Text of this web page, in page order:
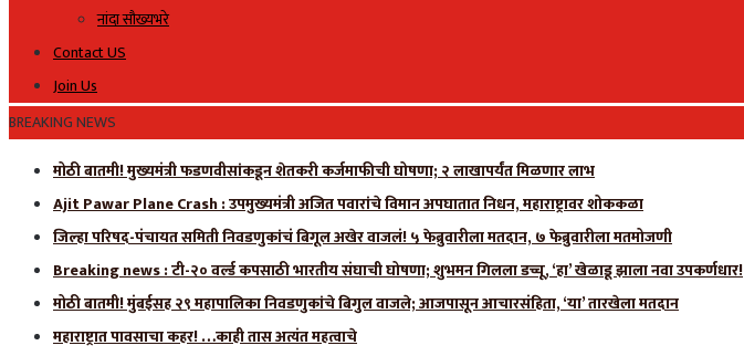
नांदा सौख्यभरे
Contact US
Join Us
BREAKING NEWS
मोठी बातमी! मुख्यमंत्री फडणवीसांकडून शेतकरी कर्जमाफीची घोषणा; २ लाखापर्यंत मिळणार लाभ
Ajit Pawar Plane Crash : उपमुख्यमंत्री अजित पवारांचे विमान अपघातात निधन, महाराष्ट्रावर शोककळा
जिल्हा परिषद-पंचायत समिती निवडणुकांचं बिगूल अखेर वाजलं! ५ फेब्रुवारीला मतदान, ७ फेब्रुवारीला मतमोजणी
Breaking news : टी-२० वर्ल्ड कपसाठी भारतीय संघाची घोषणा; शुभमन गिलला डच्चू, ‘हा’ खेळाडू झाला नवा उपकर्णधार!
मोठी बातमी! मुंबईसह २९ महापालिका निवडणुकांचे बिगुल वाजले; आजपासून आचारसंहिता, ‘या’ तारखेला मतदान
महाराष्ट्रात पावसाचा कहर! …काही तास अत्यंत महत्वाचे